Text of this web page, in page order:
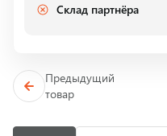
Склад партнёра
Предыдущий
товар